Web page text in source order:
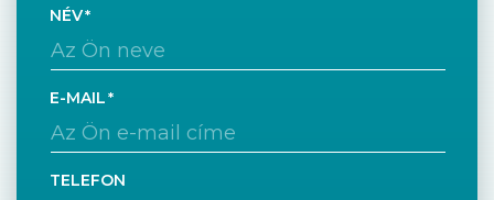
NÉV
E-MAIL
TELEFON